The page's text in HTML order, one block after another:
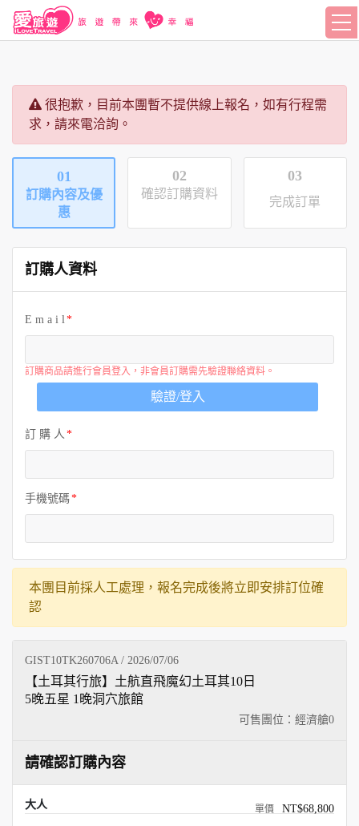
很抱歉，目前本團暫不提供線上報名，如有行程需
求，請來電洽詢。
01
訂購內容及優
惠
02
確認訂購資料
03
完成訂單
訂購人資料
E m a i l
訂購商品請進行會員登入，非會員訂購需先驗證聯絡資料。
驗證/登入
訂 購 人
手機號碼
本團目前採人工處理，報名完成後將立即安排訂位確
認
GIST10TK260706A / 2026/07/06
可售團位：經濟艙0
【土耳其行旅】土航直飛魔幻土耳其10日
5晚五星 1晚洞穴旅館
請確認訂購內容
大人 NT$68,800